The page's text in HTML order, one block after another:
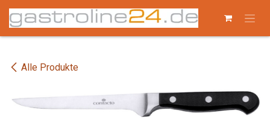
Zum Inhalt springen
Alle Produkte